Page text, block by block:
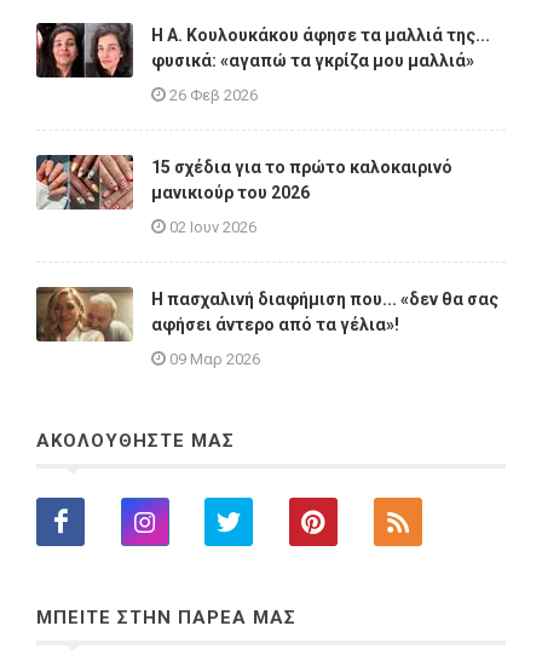
Η A. Κουλουκάκου άφησε τα μαλλιά της...
φυσικά: «αγαπώ τα γκρίζα μου μαλλιά»
26 Φεβ 2026
15 σχέδια για το πρώτο καλοκαιρινό
μανικιούρ του 2026
02 Ιουν 2026
Η πασχαλινή διαφήμιση που... «δεν θα σας
αφήσει άντερο από τα γέλια»!
09 Μαρ 2026
ΑΚΟΛΟΥΘΗΣΤΕ ΜΑΣ
ΜΠΕΙΤΕ ΣΤΗΝ ΠΑΡΕΑ ΜΑΣ